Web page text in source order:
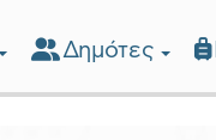
Δημότες